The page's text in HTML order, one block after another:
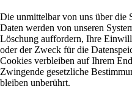
Die unmittelbar von uns über die
Daten werden von unseren
Löschung auffordern, Ihre
oder der Zweck für die
Cookies verbleiben auf Ihrem
Zwingende gesetzliche
bleiben unberührt.